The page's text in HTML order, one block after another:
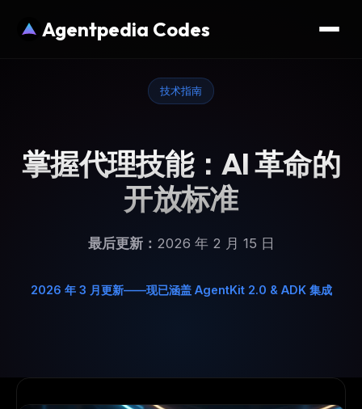
Agentpedia Codes
技术指南
掌握代理技能：AI 革命的
开放标准
最后更新： 2026 年 2 月 15 日
2026 年 3 月更新——现已涵盖 AgentKit 2.0 & ADK 集成